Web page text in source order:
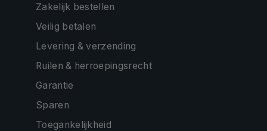
Zakelijk bestellen
Veilig betalen
Levering & verzending
Ruilen & herroepingsrecht
Garantie
Sparen
Toegankelijkheid